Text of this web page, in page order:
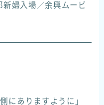
新婦入場／余興ムービ
にありますように」